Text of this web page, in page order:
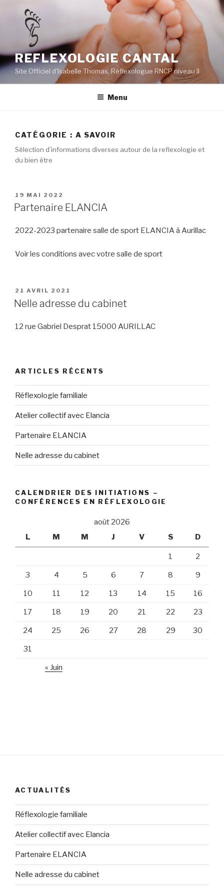
contenu
REFLEXOLOGIE CANTAL
Site Officiel d'Isabelle Thomas, Réflexologue RNCP niveau II
Menu
CATÉGORIE : A SAVOIR
Sélection d’informations diverses autour de la reflexologie et
du bien être
PUBLIÉ
LE
19 MAI 2022
Partenaire ELANCIA
2022-2023 partenaire salle de sport ELANCIA à Aurillac
Voir les conditions avec votre salle de sport
PUBLIÉ
LE
21 AVRIL 2021
Nelle adresse du cabinet
12 rue Gabriel Desprat 15000 AURILLAC
ARTICLES RÉCENTS
Réflexologie familiale
Atelier collectif avec Elancia
Partenaire ELANCIA
Nelle adresse du cabinet
CALENDRIER DES INITIATIONS –
CONFÉRENCES EN RÉFLEXOLOGIE
août 2026
L
M M J V S D
1 2
3 4 5 6 7 8 9
10 11 12 13 14 15 16
17 18 19 20 21 22 23
24 25 26 27 28 29 30
31
« Juin
ACTUALITÉS
Réflexologie familiale
Atelier collectif avec Elancia
Partenaire ELANCIA
Nelle adresse du cabinet